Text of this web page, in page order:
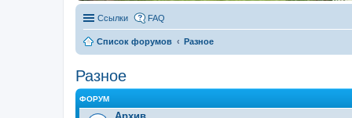
Ссылки FAQ
Список форумов Разное
Разное
ФОРУМ